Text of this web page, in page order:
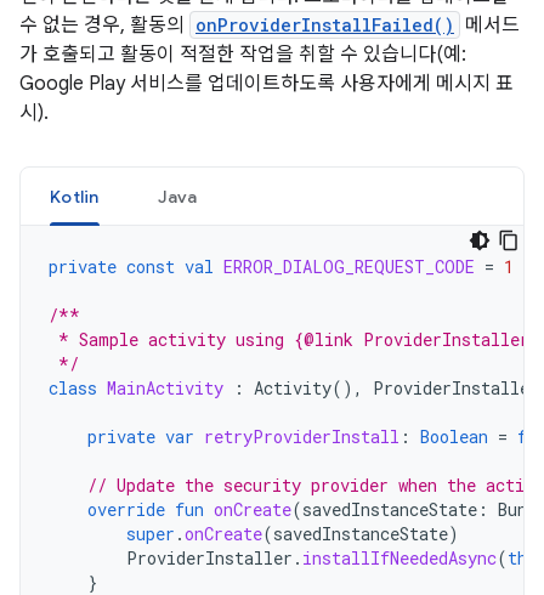
수 없는 경우, 활동의
onProviderInstallFailed()
메서드
가 호출되고 활동이 적절한 작업을 취할 수 있습니다(예:
Google Play 서비스를 업데이트하도록 사용자에게 메시지 표
시).
Kotlin Java
private const val ERROR_DIALOG_REQUEST_CODE = 1
/**
* Sample activity using {@link
*/
class MainActivity : Activity(), ProviderInstaller
private var retryProviderInstall : Boolean =
// Update the security provider when the
override fun onCreate(savedInstanceState :
super .onCreate(savedInstanceState)
ProviderInstaller . installIfNeededAsync(
}